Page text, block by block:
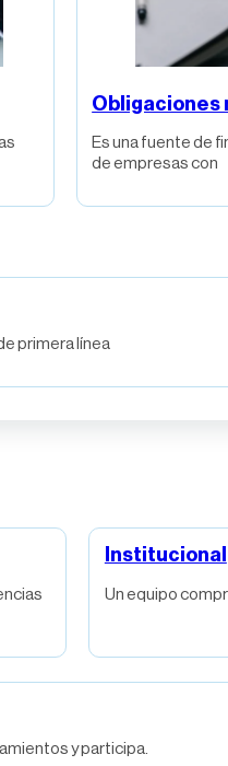
Obligaciones
Es una fuente de
de empresas con
primera línea
Institucional
Un equipo
y participa.